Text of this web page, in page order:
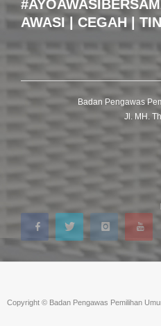
AWASI | CEGAH |
Badan Pengawas
Jl. MH.
Copyright © Badan Pengawas Pemilihan